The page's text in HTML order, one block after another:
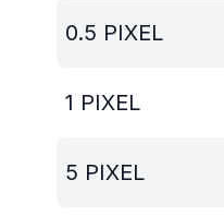
0.5 PIXEL
1 PIXEL
5 PIXEL